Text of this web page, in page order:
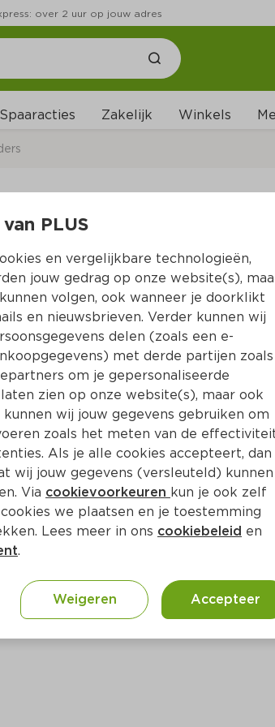
over 2 uur op jouw adres
Spaaracties Zakelijk Winkels
Krimp 65 g
Product niet beschikbaar bij jouw PLUS.
PLUS
en vergelijkbare technologieën,
jouw gedrag op onze website(s),
volgen, ook wanneer je doorklikt
en nieuwsbrieven. Verder kunnen wij
delen (zoals een e-
met derde partijen zoals
om je gepersonaliseerde
zien op onze website(s), maar ook
kunnen wij jouw gegevens gebruiken om
zoals het meten van de
Als je alle cookies accepteert, dan
wij jouw gegevens (versleuteld) kunnen
Via cookievoorkeuren kun je ook zelf
we plaatsen en je toestemming
Lees meer in ons cookiebeleid en
.
Weigeren Accepteer